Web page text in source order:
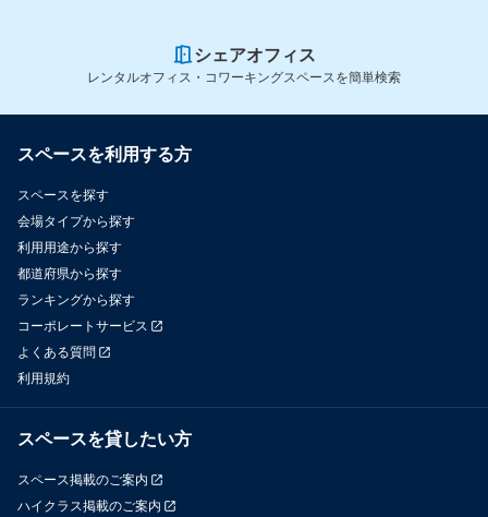
シェアオフィス
レンタルオフィス・コワーキングスペースを簡単検索
スペースを利用する方
スペースを探す
会場タイプから探す
利用用途から探す
都道府県から探す
ランキングから探す
コーポレートサービス
よくある質問
利用規約
スペースを貸したい方
スペース掲載のご案内
ハイクラス掲載のご案内